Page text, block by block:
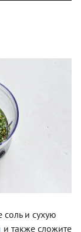
соль и сухую
и также сложите